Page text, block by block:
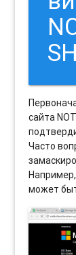
сайта
Часто
может